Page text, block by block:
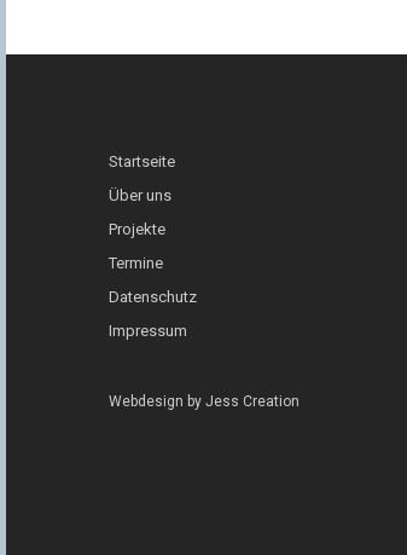
Startseite
Über uns
Projekte
Termine
Datenschutz
Impressum
Webdesign by Jess Creation